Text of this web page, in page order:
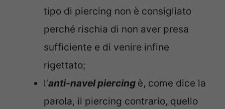
tipo di piercing non è consigliato
perché rischia di non aver presa
sufficiente e di venire infine
rigettato;
l’anti-navel piercing è, come dice la
parola, il piercing contrario, quello